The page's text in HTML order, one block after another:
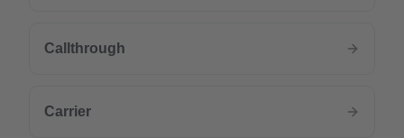
Callthrough
Carrier